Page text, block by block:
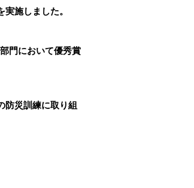
施しました。
門において優秀賞
防災訓練に取り組